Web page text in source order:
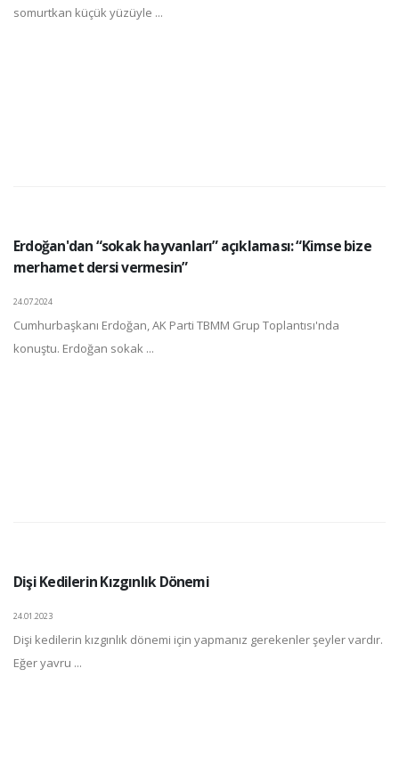
somurtkan küçük yüzüyle ...
Erdoğan'dan “sokak hayvanları” açıklaması: “Kimse bize
merhamet dersi vermesin”
24.07.2024
Cumhurbaşkanı Erdoğan, AK Parti TBMM Grup Toplantısı'nda
konuştu. Erdoğan sokak ...
Dişi Kedilerin Kızgınlık Dönemi
24.01.2023
Dişi kedilerin kızgınlık dönemi için yapmanız gerekenler şeyler vardır.
Eğer yavru ...